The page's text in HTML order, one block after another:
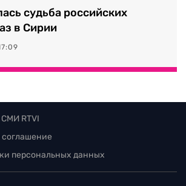
судьба российских
в Сирии
RTVI
соглашение
персональных данных